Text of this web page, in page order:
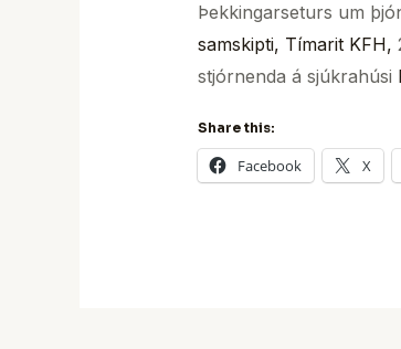
Þekkingarseturs um
samskipti, Tímarit KFH,
stjórnenda á sjúkrahúsi
Share this:
Facebook X